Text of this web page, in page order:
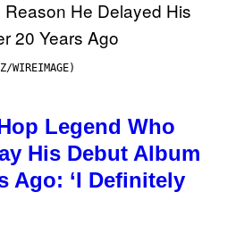
WIREIMAGE)
Legend Who
His Debut Album
Ago: ‘I Definitely